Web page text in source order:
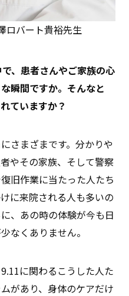
バート貴裕先生
、患者さんやご家族の心
瞬間ですか。そんなと
ていますか？
さまざまです。分かりや
やその家族、そして警察
旧作業に当たった人たち
に来院される人も多いの
、あの時の体験が今も日
なくありません。
に関わるこうした人た
があり、身体のケアだけ